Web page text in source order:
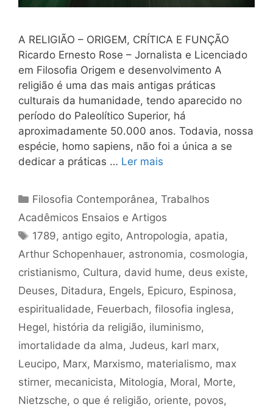
A RELIGIÃO – ORIGEM, CRÍTICA E FUNÇÃO
Ricardo Ernesto Rose – Jornalista e Licenciado
em Filosofia Origem e desenvolvimento A
religião é uma das mais antigas práticas
culturais da humanidade, tendo aparecido no
período do Paleolítico Superior, há
aproximadamente 50.000 anos. Todavia, nossa
espécie, homo sapiens, não foi a única a se
dedicar a práticas … Ler mais
Categorias
Filosofia Contemporânea,Trabalhos
Acadêmicos Ensaios e Artigos
Tags
1789, antigo egito, Antropologia, apatia,
Arthur Schopenhauer, astronomia, cosmologia,
cristianismo, Cultura, david hume, deus existe,
Deuses, Ditadura, Engels, Epicuro, Espinosa,
espiritualidade, Feuerbach, filosofia inglesa,
Hegel, história da religião, iluminismo,
imortalidade da alma, Judeus, karl marx,
Leucipo, Marx, Marxismo, materialismo, max
stirner, mecanicista, Mitologia, Moral, Morte,
Nietzsche, o que é religião, oriente, povos,